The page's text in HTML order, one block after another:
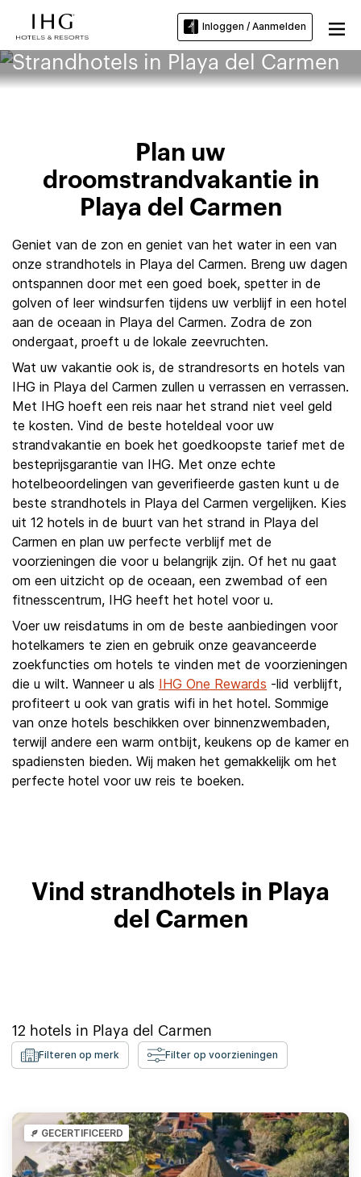
Inloggen / Aanmelden
Strandhotels in Playa del Carmen
Plan uw
droomstrandvakantie in
Playa del Carmen
Geniet van de zon en geniet van het water in een van
onze strandhotels in Playa del Carmen. Breng uw dagen
ontspannen door met een goed boek, spetter in de
golven of leer windsurfen tijdens uw verblijf in een hotel
aan de oceaan in Playa del Carmen. Zodra de zon
ondergaat, proeft u de lokale zeevruchten.
Wat uw vakantie ook is, de strandresorts en hotels van
IHG in Playa del Carmen zullen u verrassen en verrassen.
Met IHG hoeft een reis naar het strand niet veel geld
te kosten. Vind de beste hoteldeal voor uw
strandvakantie en boek het goedkoopste tarief met de
besteprijsgarantie van IHG. Met onze echte
hotelbeoordelingen van geverifieerde gasten kunt u de
beste strandhotels in Playa del Carmen vergelijken. Kies
uit 12 hotels in de buurt van het strand in Playa del
Carmen en plan uw perfecte verblijf met de
voorzieningen die voor u belangrijk zijn. Of het nu gaat
om een uitzicht op de oceaan, een zwembad of een
fitnesscentrum, IHG heeft het hotel voor u.
Voer uw reisdatums in om de beste aanbiedingen voor
hotelkamers te zien en gebruik onze geavanceerde
zoekfuncties om hotels te vinden met de voorzieningen
die u wilt. Wanneer u als IHG One Rewards -lid verblijft,
profiteert u ook van gratis wifi in het hotel. Sommige
van onze hotels beschikken over binnenzwembaden,
terwijl andere een warm ontbijt, keukens op de kamer en
spadiensten bieden. Wij maken het gemakkelijk om het
perfecte hotel voor uw reis te boeken.
Vind strandhotels in Playa
del Carmen
12 hotels in Playa del Carmen
Filteren op merk Filter op voorzieningen
GECERTIFICEERD